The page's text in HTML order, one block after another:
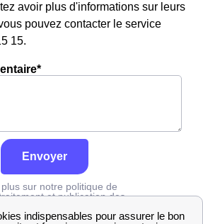
avoir plus d'informations sur leurs
pouvez contacter le service
15.
Envoyer
sur notre politique de
et publication des